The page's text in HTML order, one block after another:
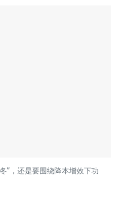
”，还是要围绕降本增效下功